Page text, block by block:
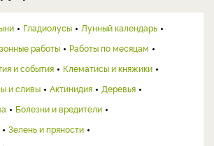
Гладиолусы
Лунный календарь
работы
Работы по месяцам
и события
Клематисы и княжики
и сливы Актинидия
Деревья
Болезни и вредители
Зелень и пряности